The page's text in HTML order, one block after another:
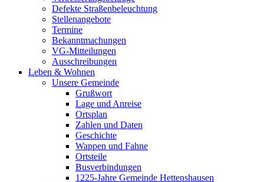
Defekte Straßenbeleuchtung
Stellenangebote
Termine
Bekanntmachungen
VG-Mitteilungen
Ausschreibungen
Leben & Wohnen
Unsere Gemeinde
Grußwort
Lage und Anreise
Ortsplan
Zahlen und Daten
Geschichte
Wappen und Fahne
Ortsteile
Busverbindungen
1225-Jahre Gemeinde Hettenshausen